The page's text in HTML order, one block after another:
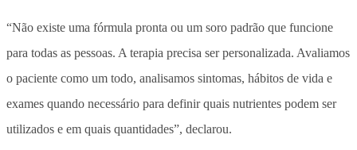
“Não existe uma fórmula pronta ou um soro padrão que funcione
para todas as pessoas. A terapia precisa ser personalizada. Avaliamos
o paciente como um todo, analisamos sintomas, hábitos de vida e
exames quando necessário para definir quais nutrientes podem ser
utilizados e em quais quantidades”, declarou.